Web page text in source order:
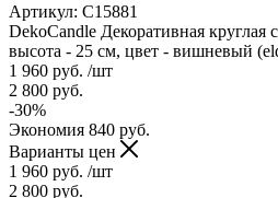
Артикул: C15881
DekoCandle Декоративная круглая
высота - 25 см, цвет - вишневый
1 960 руб. /шт
2 800 руб.
-30%
Экономия 840 руб.
Варианты цен
1 960 руб. /шт
2 800 руб.